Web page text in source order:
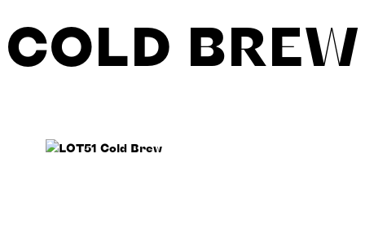
COLD BREW